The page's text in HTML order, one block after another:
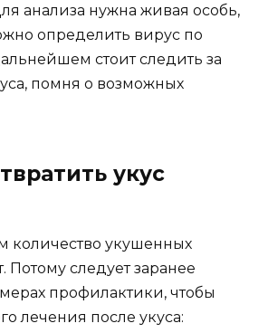
анализа нужна живая особь,
определить вирус по
стоит следить за
помня о возможных
укус
количество укушенных
Потому следует заранее
профилактики, чтобы
лечения после укуса: